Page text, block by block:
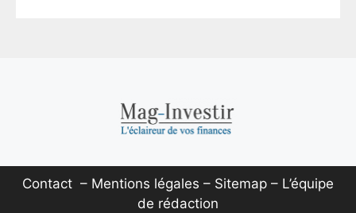
Contact – Mentions légales – Sitemap – L’équipe
de rédaction